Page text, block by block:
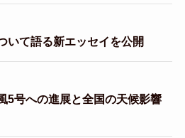
いて語る新エッセイを公開
5号への進展と全国の天候影響